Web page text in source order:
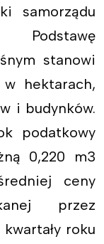
samorządu
stanowi
hektarach,
i budynków.
podatkowy
0,220 m3
ceny
przez
roku